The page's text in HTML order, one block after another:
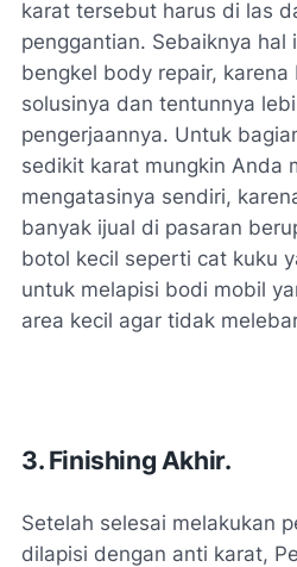
karat tersebut harus di las
penggantian. Sebaiknya hal
bengkel body repair,
solusinya dan tentunnya
pengerjaannya. Untuk
sedikit karat mungkin Anda
mengatasinya sendiri,
banyak ijual di pasaran
botol kecil seperti cat kuku
untuk melapisi bodi mobil
area kecil agar tidak
3. Finishing Akhir.
Setelah selesai melakukan
dilapisi dengan anti karat,